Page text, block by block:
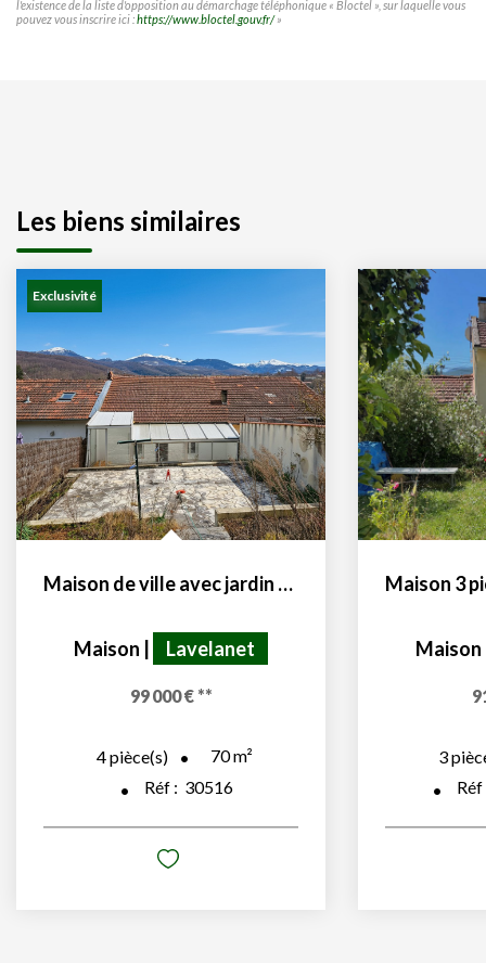
l'existence de la liste d'opposition au démarchage téléphonique « Bloctel », sur laquelle vous
pouvez vous inscrire ici :https://www.bloctel.gouv.fr/»
Les biens similaires
Exclusivité
Maison de ville avec jardin et garage
Maison Lavelanet
99 000 €**
4pièce(s) 70m²
Réf : 30516
Maison
3